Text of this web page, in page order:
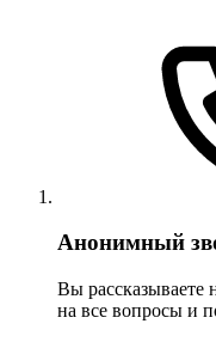
Анонимный
Вы рассказываете
на все вопросы и